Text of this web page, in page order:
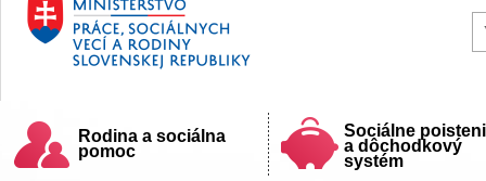
Ministerstvo práce, sociálnych vecí a rodiny
Slovenskej republiky
Rodina a sociálna
pomoc
Sociálne
a dôchodkový
systém